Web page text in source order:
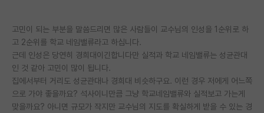
고민이 되는 부분을 말씀드리면 많은 사람들이 교수님의 인성을 1순위로 하
고 2순위를 학교 네임밸류라고 하십니다.
근데 인성은 당연히 경희대이긴합니다만 실적과 학교 네임밸류는 성균관대
인 것 같아 고민이 많이 됩니다.
집에서부터 거리도 성균관대나 경희대 비슷하구요. 이런 경우 저에게 어느쪽
으로 가야 좋을까요? 석사이니만큼 그냥 학교네임밸류와 실적보고 가는게
맞을까요? 아니면 규모가 작지만 교수님의 지도를 확실하게 받을 수 있는 경